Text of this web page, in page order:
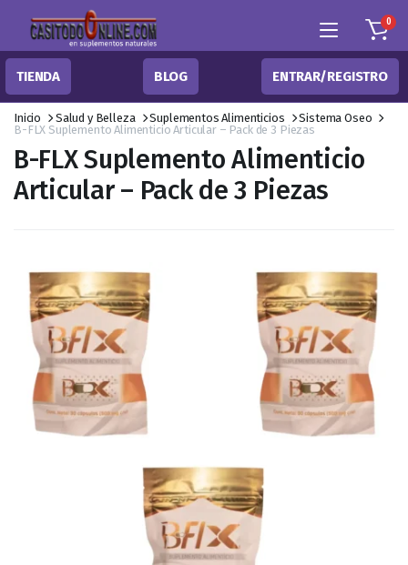
0
TIENDA BLOG ENTRAR/REGISTRO
Inicio Salud y Belleza Suplementos Alimenticios
Sistema Oseo
B-FLX Suplemento Alimenticio Articular – Pack de 3 Piezas
B-FLX Suplemento Alimenticio
Articular – Pack de 3 Piezas